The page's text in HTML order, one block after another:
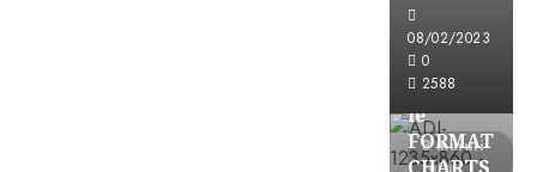
08/02/2023
0
2588
3 minuti
letti
Partnership
le
FORMAT